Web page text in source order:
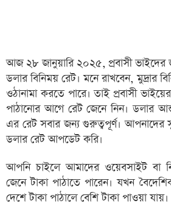
আজ ২৮ জানুয়ারি ২০২৫, প্রবাসী
ডলার বিনিময় রেট। মনে রাখবেন, মুদ্রার
ওঠানামা করতে পারে। তাই প্রবাসী
পাঠানোর আগে রেট জেনে নিন। ডলার
এর রেট সবার জন্য গুরুত্বপূর্ণ। আপনাদের
ডলার রেট আপডেট করি।
আপনি চাইলে আমাদের ওয়েবসাইট বা
জেনে টাকা পাঠাতে পারেন। যখন
দেশে টাকা পাঠালে বেশি টাকা পাওয়া যায়।